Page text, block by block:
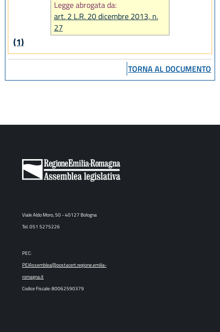
Legge abrogata da:
art. 2 L.R. 20 dicembre 2013, n.
27
(1)
TORNA AL DOCUMENTO
Viale Aldo Moro, 50 - 40127 Bologna
Tel. 051 5275226
PEC:
PEIAssemblea@postacert.regione.emilia-
romagna.it
Codice Fiscale: 80062590379